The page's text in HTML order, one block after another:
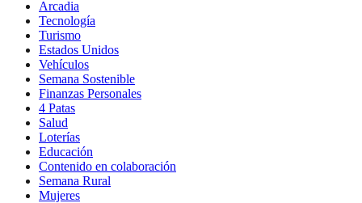
Arcadia
Tecnología
Turismo
Estados Unidos
Vehículos
Semana Sostenible
Finanzas Personales
4 Patas
Salud
Loterías
Educación
Contenido en colaboración
Semana Rural
Mujeres